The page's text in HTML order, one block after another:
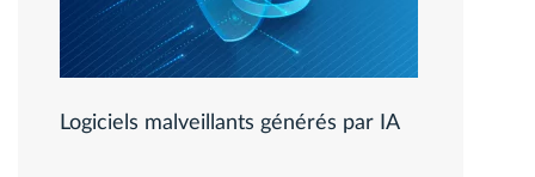
Logiciels malveillants générés par IA